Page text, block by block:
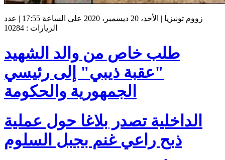
زووم تونيزيا | الأحد، 20 ديسمبر، 2020 على الساعة 17:55 | عدد
الزيارات : 10284
طلب خاص من والد الشهيد
"عقبة ذيبي" إلى رئيسي
الجمهورية والحكومة
الداخلية تصدر بلاغا حول عملية
ذبح راعي غنم بجبل السلوم